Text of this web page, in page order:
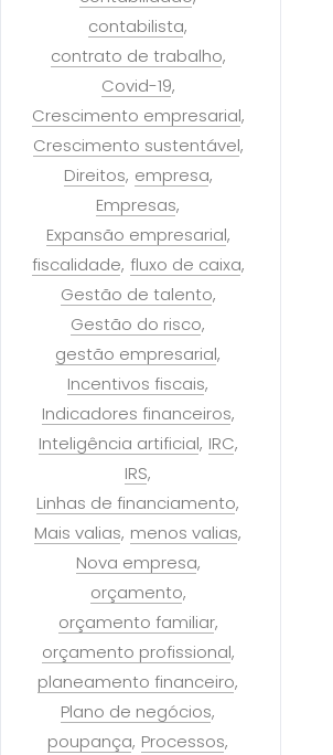
contabilista
contrato de trabalho
Covid-19
Crescimento empresarial
Crescimento sustentável
Direitos empresa
Empresas
Expansão empresarial
fiscalidade fluxo de caixa
Gestão de talento
Gestão do risco
gestão empresarial
Incentivos fiscais
Indicadores financeiros
Inteligência artificial IRC
IRS
Linhas de financiamento
Mais valias menos valias
Nova empresa
orçamento
orçamento familiar
orçamento profissional
planeamento financeiro
Plano de negócios
poupança Processos